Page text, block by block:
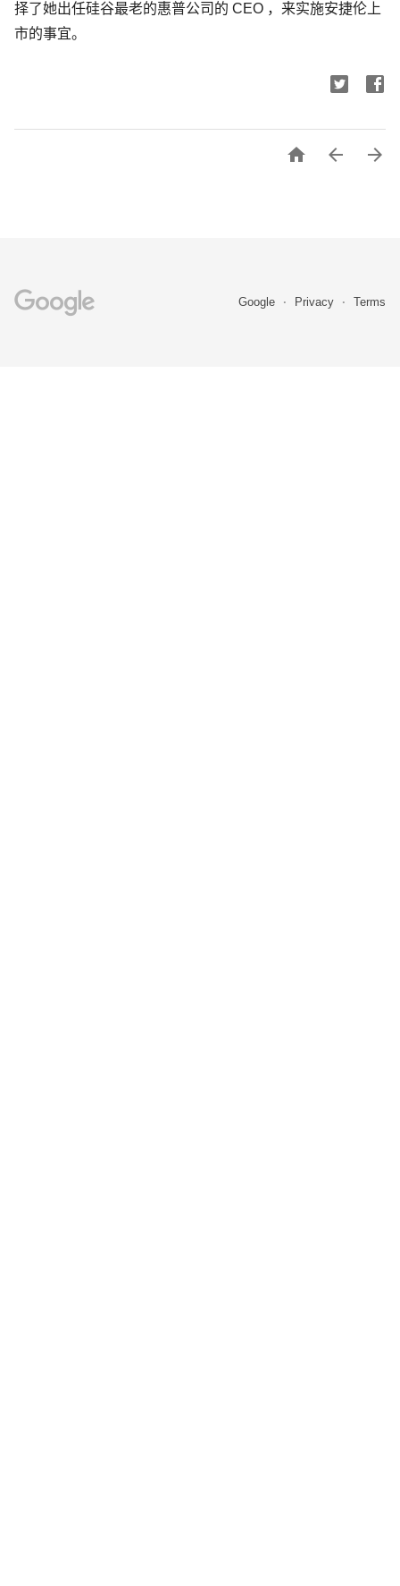
择了她出任硅谷最老的惠普公司的 CEO ，来实施安捷伦上
市的事宜。
  
Google Privacy Terms